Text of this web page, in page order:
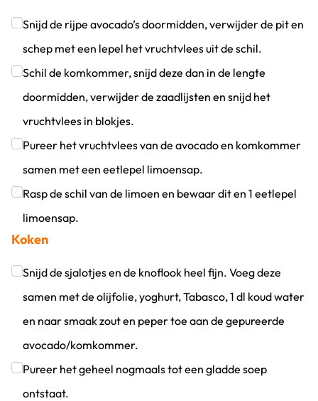
Snijd de rijpe avocado’s doormidden, verwijder de pit en
schep met een lepel het vruchtvlees uit de schil.
Klik om dit selectievakje aan te vinken
Schil de komkommer, snijd deze dan in de lengte
doormidden, verwijder de zaadlijsten en snijd het
vruchtvlees in blokjes.
Klik om dit selectievakje aan te vinken
Pureer het vruchtvlees van de avocado en komkommer
samen met een eetlepel limoensap.
Klik om dit selectievakje aan te vinken
Rasp de schil van de limoen en bewaar dit en 1 eetlepel
limoensap.
Klik om dit selectievakje aan te vinken
Koken
Snijd de sjalotjes en de knoflook heel fijn. Voeg deze
samen met de olijfolie, yoghurt, Tabasco, 1 dl koud water
en naar smaak zout en peper toe aan de gepureerde
avocado/komkommer.
Klik om dit selectievakje aan te vinken
Pureer het geheel nogmaals tot een gladde soep
ontstaat.